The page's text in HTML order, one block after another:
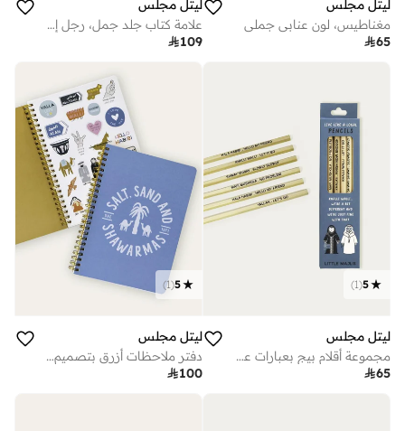
ليتل مجلس
مغناطيس، لون عنابي جملي
65
ليتل مجلس
علامة كتاب جلد جمل، رجل إماراتي
109
5
(
1
)
ليتل مجلس
مجموعة أقلام بيج بعبارات عربية
65
5
(
1
)
ليتل مجلس
دفتر ملاحظات أزرق بتصميم حلزوني فريد
100